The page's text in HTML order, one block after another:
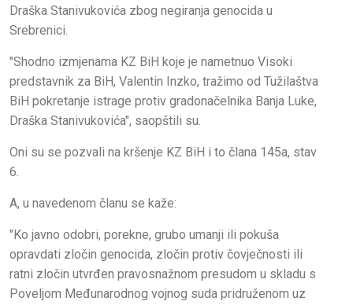
Draška Stanivukovića zbog negiranja genocida u
Srebrenici.
"Shodno izmjenama KZ BiH koje je nametnuo Visoki
predstavnik za BiH, Valentin Inzko, tražimo od Tužilaštva
BiH pokretanje istrage protiv gradonačelnika Banja Luke,
Draška Stanivukovića", saopštili su.
Oni su se pozvali na kršenje KZ BiH i to člana 145a, stav
6.
A, u navedenom članu se kaže:
"Ko javno odobri, porekne, grubo umanji ili pokuša
opravdati zločin genocida, zločin protiv čovječnosti ili
ratni zločin utvrđen pravosnažnom presudom u skladu s
Poveljom Međunarodnog vojnog suda pridruženom uz